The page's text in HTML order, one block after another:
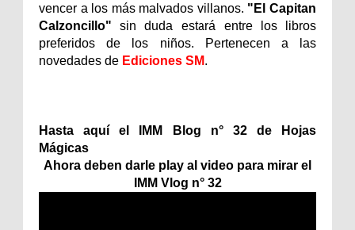
vencer a los más malvados villanos. "El Capitan
Calzoncillo" sin duda estará entre los libros
preferidos de los niños. Pertenecen a las
novedades de Ediciones SM.
Hasta aquí el IMM Blog n° 32 de Hojas
Mágicas
Ahora deben darle play al video para mirar el
IMM Vlog n° 32